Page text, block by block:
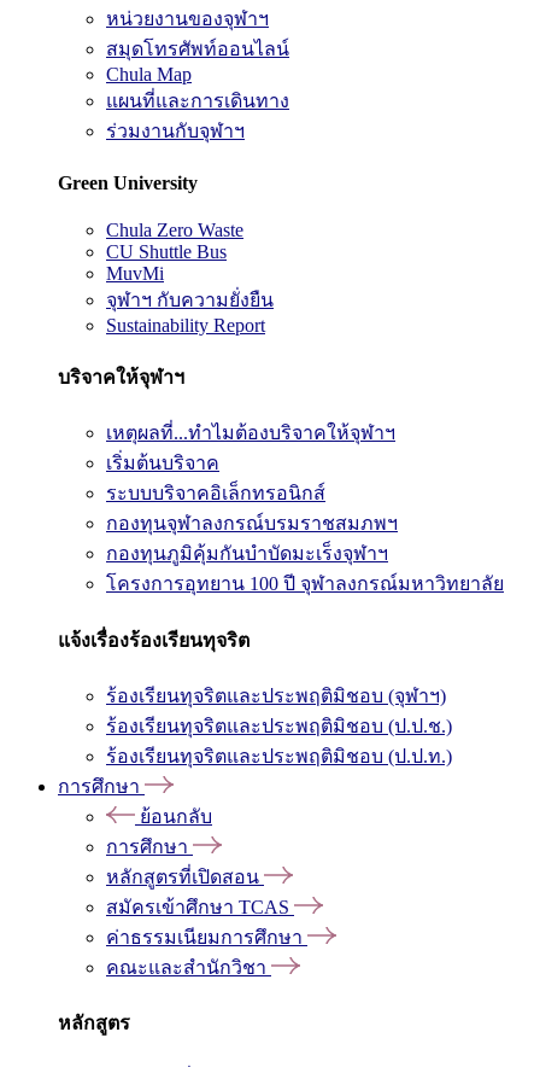
หน่วยงานของจุฬาฯ
สมุดโทรศัพท์ออนไลน์
Chula Map
แผนที่และการเดินทาง
ร่วมงานกับจุฬาฯ
Green University
Chula Zero Waste
CU Shuttle Bus
MuvMi
จุฬาฯ กับความยั่งยืน
Sustainability Report
บริจาคให้จุฬาฯ
เหตุผลที่...ทำไมต้องบริจาคให้จุฬาฯ
เริ่มต้นบริจาค
ระบบบริจาคอิเล็กทรอนิกส์
กองทุนจุฬาลงกรณ์บรมราชสมภพฯ
กองทุนภูมิคุ้มกันบำบัดมะเร็งจุฬาฯ
โครงการอุทยาน 100 ปี จุฬาลงกรณ์มหาวิทยาลัย
แจ้งเรื่องร้องเรียนทุจริต
ร้องเรียนทุจริตและประพฤติมิชอบ (จุฬาฯ)
ร้องเรียนทุจริตและประพฤติมิชอบ (ป.ป.ช.)
ร้องเรียนทุจริตและประพฤติมิชอบ (ป.ป.ท.)
การศึกษา
ย้อนกลับ
การศึกษา
หลักสูตรที่เปิดสอน
สมัครเข้าศึกษา TCAS
ค่าธรรมเนียมการศึกษา
คณะและสำนักวิชา
หลักสูตร